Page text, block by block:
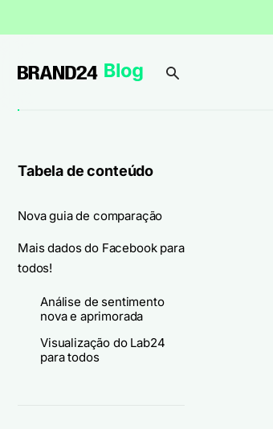
Tabela de conteúdo
Nova guia de comparação
Mais dados do Facebook para
todos!
Análise de sentimento
nova e aprimorada
Visualização do Lab24
para todos